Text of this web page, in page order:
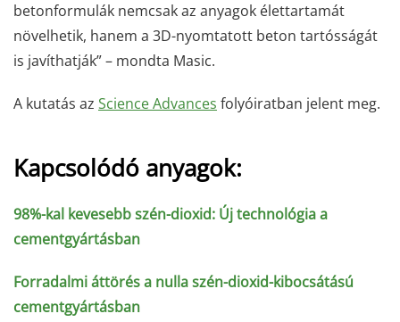
betonformulák nemcsak az anyagok élettartamát
növelhetik, hanem a 3D-nyomtatott beton tartósságát
is javíthatják” – mondta Masic.
A kutatás az Science Advances folyóiratban jelent meg.
Kapcsolódó anyagok:
98%-kal kevesebb szén-dioxid: Új technológia a
cementgyártásban
Forradalmi áttörés a nulla szén-dioxid-kibocsátású
cementgyártásban